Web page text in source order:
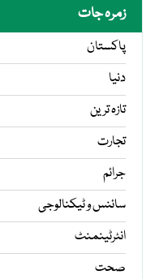
زمرہ جات
پاکستان
دنیا
تازہ ترین
تجارت
جرائم
سائنس و ٹیکنالوجی
انٹرٹینمنٹ
صحت